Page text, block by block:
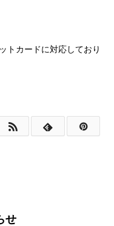
トカードに対応しており
せ